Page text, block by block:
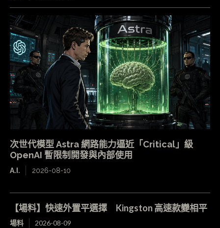
次世代模型 Astra 網路能力逼近「Critical」級
OpenAI 暫限制開發與內部使用
A.I. 2026-08-10
【場料】快速外置平選擇 Kingston 高速款變相平
場料 2026-08-09